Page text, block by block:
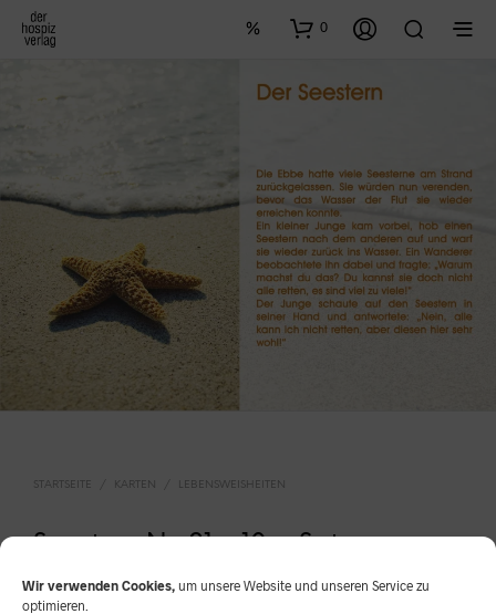
Wir verwenden Cookies, um unsere Website und unseren Service zu
optimieren.
0
STARTSEITE KARTEN LEBENSWEISHEITEN
Seestern Nr. 21 – 10er Set
Seestern